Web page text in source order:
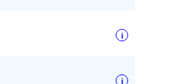
i
i